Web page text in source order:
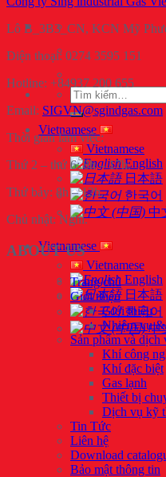
Tìm
kiếm:
Vietnamese
Vietnamese
English
日本語
한국어
中
Vietnamese
Vietnamese
English
日本語
한국어
中
Lô B_3B3_CN, KCN Mỹ
Điện thoại: 0274 3595 151
Hotline: +84937 200 655
Email: SIGVN@sgindgas.com
Thời gian làm việc:
Thứ 2 – thứ 6: 8h – 17h.
Thứ bảy: 8h – 12h.
Chủ nhật: Nghỉ.
ABOUT US
Trang chủ
Giới thiệu
Giới thiệu
Nhiệm vụ
Sản phẩm và dịch
Khí công
Khí đặc biệt
Gas lạnh
Thiết bị
Dịch vụ kỹ
Tin Tức
Liên hệ
Download
Bảo mật thông tin